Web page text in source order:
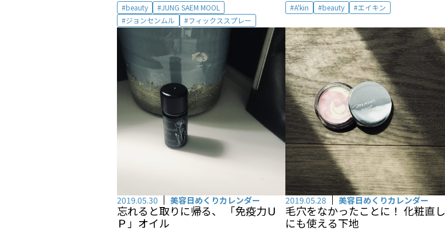
beauty
JUNG SAEM MOOL
ジョンセンムル
フィックススプレー
レジングを
A'kin beauty エイキン
2019.05.30 美容日めくりカレンダー
忘れると取りに帰る、 「免疫力Ｕ
Ｐ」オイル
2019.05.28 美容日めくりカレンダー
毛穴をなかったことに！ 化粧直し
にも使える下地